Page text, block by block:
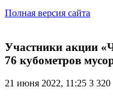
Полная версия сайта
Участники акции
76 кубометров
21 июня 2022, 11:25 3 320